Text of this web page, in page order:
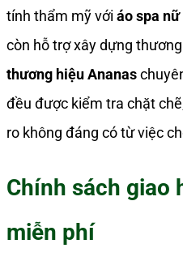
tính thẩm mỹ với áo spa
còn hỗ trợ xây dựng
thương hiệu Ananas
đều được kiểm tra chặt
ro không đáng có từ việc
Chính sách giao
miễn phí